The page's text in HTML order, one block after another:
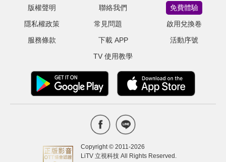
版權聲明
隱私權政策
服務條款
聯絡我們
常見問題
下載 APP
TV 使用教學
免費體驗
啟用兌換卷
活動序號
Copyright © 2011-2026
LiTV 立視科技 All Rights Reserved.